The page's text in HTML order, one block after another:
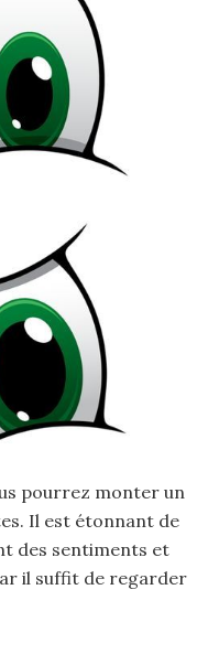
pourrez monter un
Il est étonnant de
des sentiments et
il suffit de regarder